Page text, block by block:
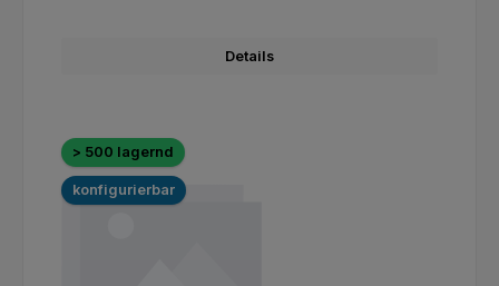
Details
> 500 lagernd
konfigurierbar